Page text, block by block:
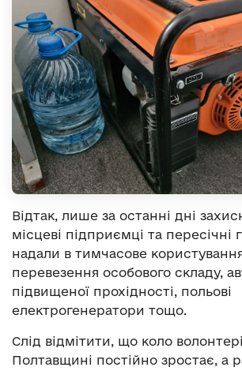
Відтак, лише за останні дні
місцеві підприємці та пересічні
надали в тимчасове
перевезення особового складу,
підвищеної прохідності, польові
електрогенератори тощо.
Слід відмітити, що коло
Полтавщині постійно зростає, а